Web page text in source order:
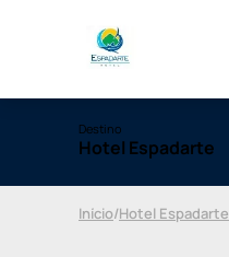
Destino
Hotel Espadarte
Início/Hotel Espadarte